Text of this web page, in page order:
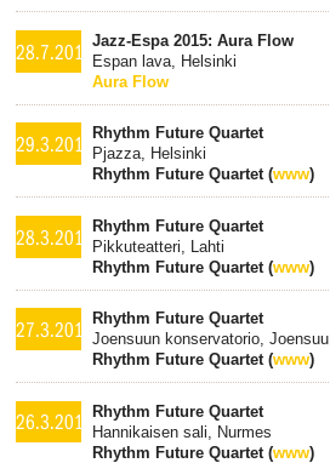
28.7.2015Jazz-Espa 2015: Aura Flow
Espan lava, Helsinki
Aura Flow
29.3.2015Rhythm Future Quartet
Pjazza, Helsinki
Rhythm Future Quartet (www)
28.3.2015Rhythm Future Quartet
Pikkuteatteri, Lahti
Rhythm Future Quartet (www)
27.3.2015Rhythm Future Quartet
Joensuun konservatorio, Joensuu
Rhythm Future Quartet (www)
26.3.2015Rhythm Future Quartet
Hannikaisen sali, Nurmes
Rhythm Future Quartet (www)